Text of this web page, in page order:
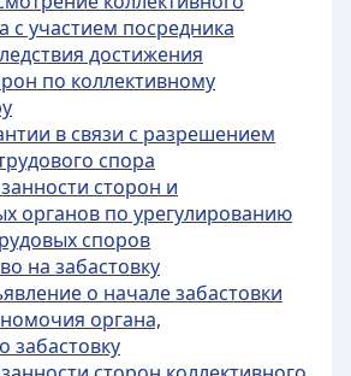
с участием посредника
достижения
по коллективному
в связи с разрешением
спора
сторон и
органов по урегулированию
споров
на забастовку
о начале забастовки
органа,
забастовку